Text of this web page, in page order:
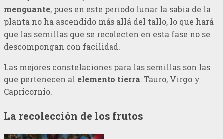
menguante, pues en este periodo lunar la sabia de la
planta no ha ascendido más allá del tallo, lo que hará
que las semillas que se recolecten en esta fase no se
descompongan con facilidad.
Las mejores constelaciones para las semillas son las
que pertenecen al elemento tierra: Tauro, Virgo y
Capricornio.
La recolección de los frutos